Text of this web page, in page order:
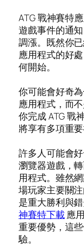
ATG 戰神賽特
遊戲事件的通
調漲。既然你
應用程式的好
何開始。
你可能會好奇
應用程式，而
你完成 ATG 戰
將享有多項重要
許多人可能會
瀏覽器遊戲，
用程式。雖然
場玩家主要關
是重大勝利與
神賽特下載 應
重要優勢，這
驗。